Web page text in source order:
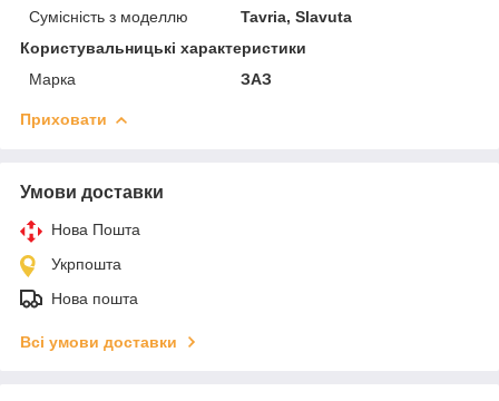
Сумісність з моделлю
Tavria, Slavuta
Користувальницькі характеристики
Марка
ЗАЗ
Приховати
Умови доставки
Нова Пошта
Укрпошта
Нова пошта
Всі умови доставки